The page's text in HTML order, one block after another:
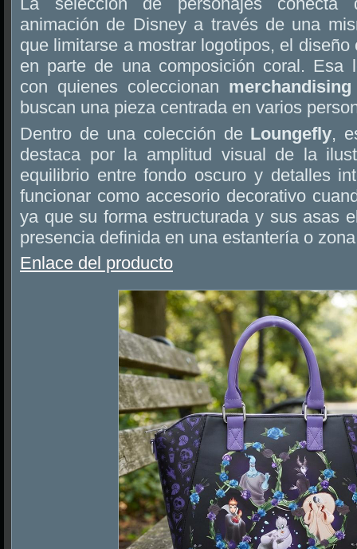
animación de Disney a través de una
que limitarse a mostrar logotipos, el
en parte de una composición coral. Esa
con quienes coleccionan
buscan una pieza centrada en varios
Dentro de una colección de Loungefly,
destaca por la amplitud visual de la
equilibrio entre fondo oscuro y detalles
funcionar como accesorio decorativo
ya que su forma estructurada y sus asas
presencia definida en una estantería o
Enlace del producto